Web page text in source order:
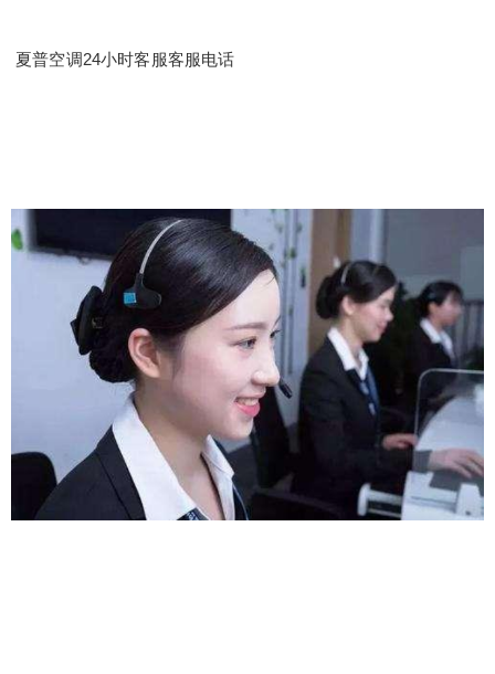
夏普空调24小时客服客服电话